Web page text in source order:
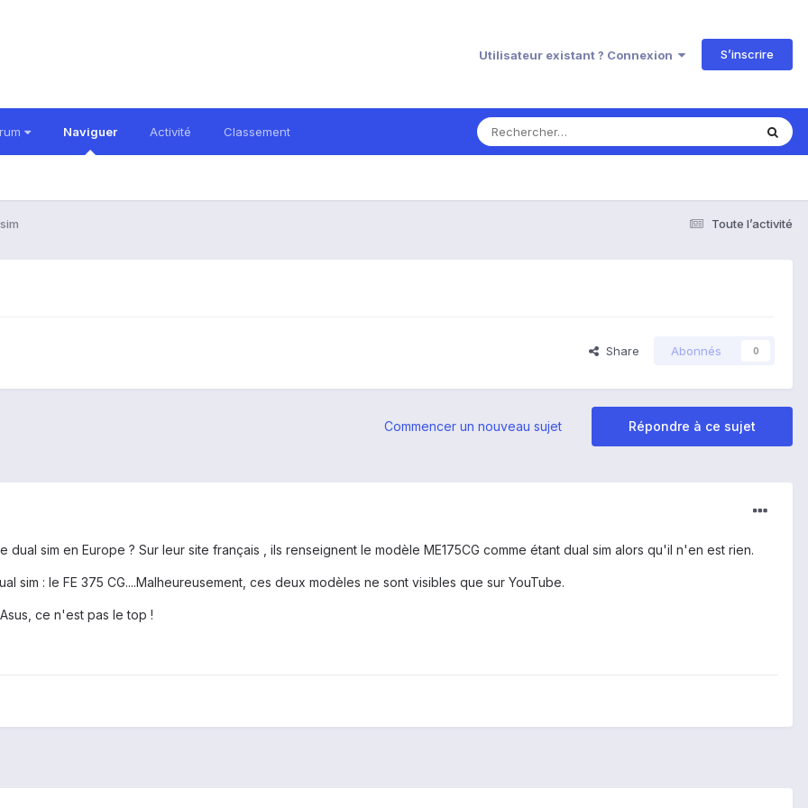
Utilisateur existant ? Connexion S’inscrire
Naviguer Activité Classement
Toute l’activité
Share Abonnés 0
Répondre à ce sujet
Commencer un nouveau sujet
dual sim en Europe ? Sur leur site français , ils renseignent le modèle ME175CG comme étant dual sim alors qu'il n'en est rien.
sim : le FE 375 CG....Malheureusement, ces deux modèles ne sont visibles que sur YouTube.
ce n'est pas le top !